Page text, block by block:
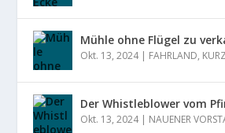
Mühle ohne Flügel zu
Okt. 13, 2024| FAHRLAND,
Der Whistleblower vom
Okt. 13, 2024| NAUENER